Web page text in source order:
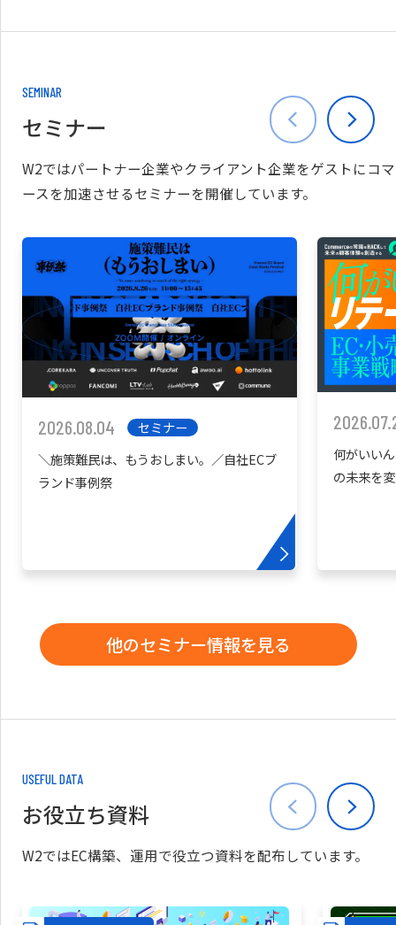
SEMINAR
セミナー
W2ではパートナー企業やクライアント企業をゲストにコマ
ースを加速させるセミナーを開催しています。
2026.08.04
セミナー
＼施策難民は、もうおしまい。／自社ECブ
ランド事例祭
何がいい
の未来を
他のセミナー情報を見る
USEFUL DATA
お役立ち資料
W2ではEC構築、運用で役立つ資料を配布しています。